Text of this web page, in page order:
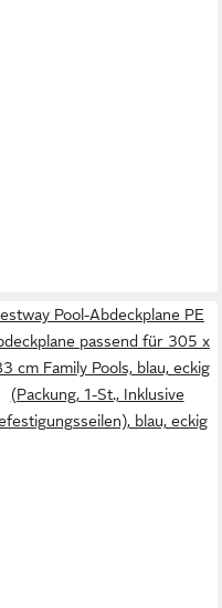
Pool-Abdeckplane PE
passend für 305 x
cm Family Pools, blau, eckig
(Packung, 1-St., Inklusive
blau, eckig